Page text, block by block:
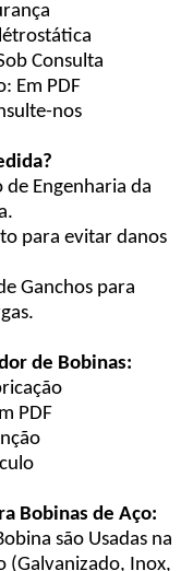
Consulta
Em PDF
nos
Engenharia da
para evitar danos
Ganchos para
de Bobinas:
PDF
Bobinas de Aço:
são Usadas na
(Galvanizado, Inox,